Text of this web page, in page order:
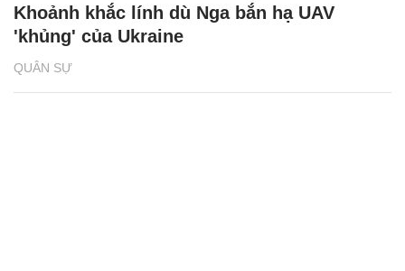
QUÂN SỰ
Khoảnh khắc lính dù Nga bắn hạ UAV
'khủng' của Ukraine